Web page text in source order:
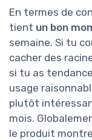
En termes de
tient un bon
semaine. Si tu
cacher des
si tu as
usage
plutôt
mois.
le produit